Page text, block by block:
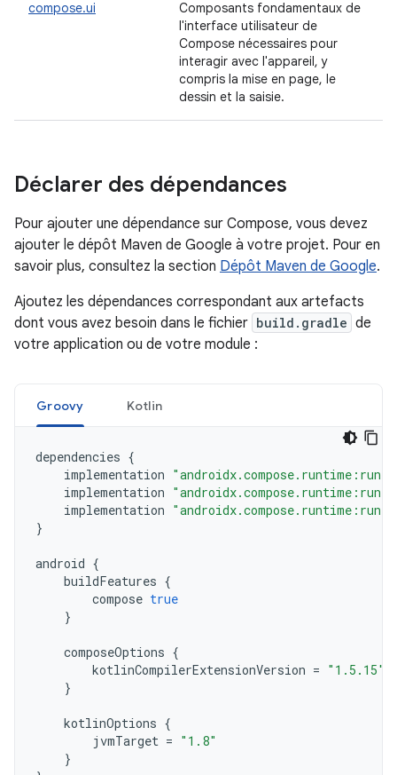
compose.ui
Composants fondamentaux de
l'interface utilisateur de
Compose nécessaires pour
interagir avec l'appareil, y
compris la mise en page, le
dessin et la saisie.
Déclarer des dépendances
Pour ajouter une dépendance sur Compose, vous devez
ajouter le dépôt Maven de Google à votre projet. Pour en
savoir plus, consultez la section Dépôt Maven de Google.
Ajoutez les dépendances correspondant aux artefacts
dont vous avez besoin dans le fichier build.gradle de
votre application ou de votre module :
Groovy Kotlin
dependencies {
implementation
implementation
implementation
}
android {
buildFeatures {
compose true
}
composeOptions {
kotlinCompilerExtensionVersion = "1.5.15"
}
kotlinOptions {
jvmTarget = "1.8"
}